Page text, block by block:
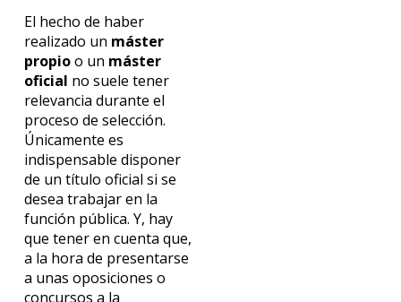
El hecho de haber
realizado un máster
propioo un máster
oficial no suele tener
relevancia durante el
proceso de selección.
Únicamente es
indispensable disponer
de un título oficial si se
desea trabajar en la
función pública. Y, hay
que tener en cuenta que,
a la hora de presentarse
a unas oposiciones o
concursos a la